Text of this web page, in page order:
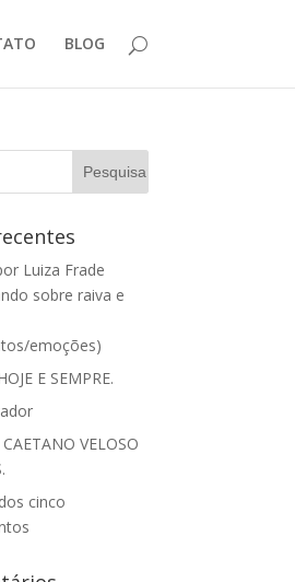
BLOG
Luiza Frade
sobre raiva e
emoções)
E SEMPRE.
VELOSO
cinco